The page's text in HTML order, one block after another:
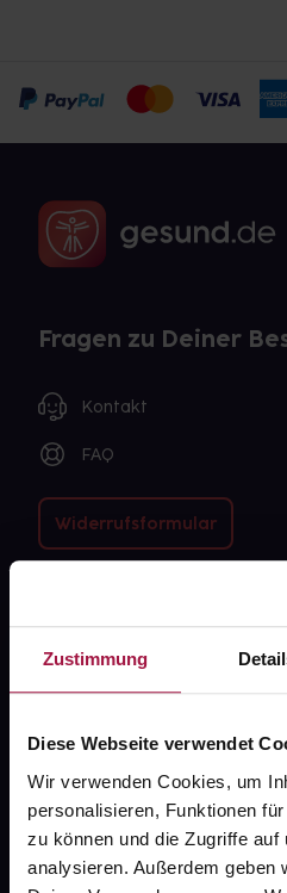
Zustimmung
Diese Webseite verwendet
Wir verwenden Cookies, um
personalisieren, Funktionen
zu können und die Zugriffe auf
analysieren. Außerdem geben
Fragen zu Deiner
Kontakt
FAQ
Widerrufsformular
gesund.de
Newsletter
Barrierefreiheitserklärung
PAYBACK